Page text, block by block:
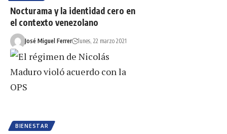
Nocturama y la identidad cero en
el contexto venezolano
José Miguel Ferrer lunes, 22 marzo 2021
BIENESTAR